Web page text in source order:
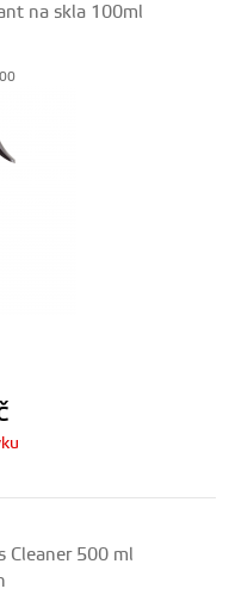
na skla 100ml
Cleaner 500 ml